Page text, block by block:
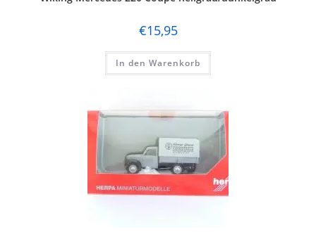
€15,95
In den Warenkorb